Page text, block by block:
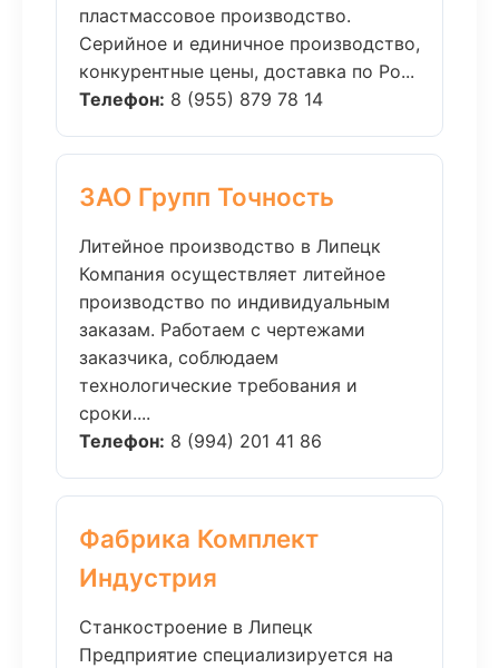
пластмассовое производство.
Серийное и единичное производство,
конкурентные цены, доставка по Ро...
Телефон: 8 (955) 879 78 14
ЗАО Групп Точность
Литейное производство в Липецк
Компания осуществляет литейное
производство по индивидуальным
заказам. Работаем с чертежами
заказчика, соблюдаем
технологические требования и
сроки....
Телефон: 8 (994) 201 41 86
Фабрика Комплект
Индустрия
Станкостроение в Липецк
Предприятие специализируется на